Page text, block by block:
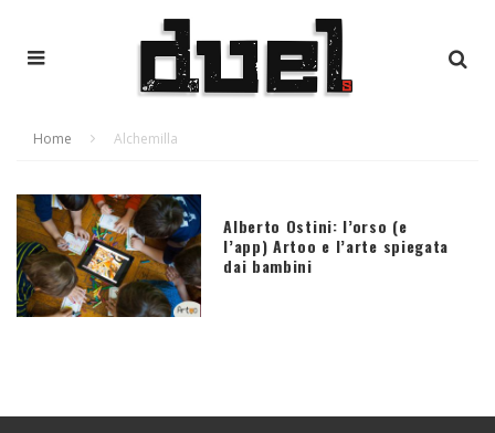
Home Alchemilla
Alberto Ostini: l’orso (e
l’app) Artoo e l’arte spiegata
dai bambini